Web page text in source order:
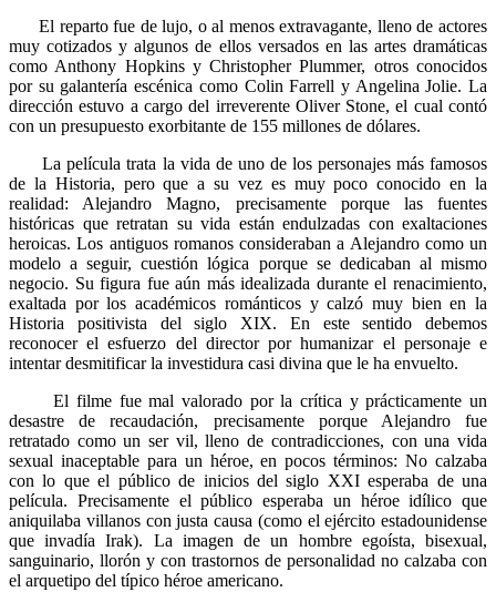
El reparto fue de lujo, o al menos extravagante, lleno de actores
muy cotizados y algunos de ellos versados en las artes dramáticas
como Anthony Hopkins y Christopher Plummer, otros conocidos
por su galantería escénica como Colin Farrell y Angelina Jolie. La
dirección estuvo a cargo del irreverente Oliver Stone, el cual contó
con un presupuesto exorbitante de 155 millones de dólares.
La película trata la vida de uno de los personajes más famosos
de la Historia, pero que a su vez es muy poco conocido en la
realidad: Alejandro Magno, precisamente porque las fuentes
históricas que retratan su vida están endulzadas con exaltaciones
heroicas. Los antiguos romanos consideraban a Alejandro como un
modelo a seguir, cuestión lógica porque se dedicaban al mismo
negocio. Su figura fue aún más idealizada durante el renacimiento,
exaltada por los académicos románticos y calzó muy bien en la
Historia positivista del siglo XIX. En este sentido debemos
reconocer el esfuerzo del director por humanizar el personaje e
intentar desmitificar la investidura casi divina que le ha envuelto.
El filme fue mal valorado por la crítica y prácticamente un
desastre de recaudación, precisamente porque Alejandro fue
retratado como un ser vil, lleno de contradicciones, con una vida
sexual inaceptable para un héroe, en pocos términos: No calzaba
con lo que el público de inicios del siglo XXI esperaba de una
película. Precisamente el público esperaba un héroe idílico que
aniquilaba villanos con justa causa (como el ejército estadounidense
que invadía Irak). La imagen de un hombre egoísta, bisexual,
sanguinario, llorón y con trastornos de personalidad no calzaba con
el arquetipo del típico héroe americano.